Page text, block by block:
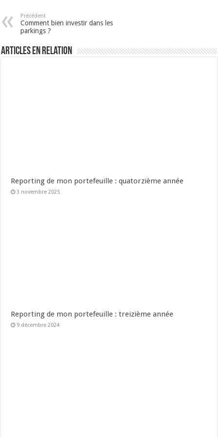
Précédent
Comment bien investir dans les
parkings ?
Articles en relation
Reporting de mon portefeuille : quatorzième année
3 novembre 2025
Reporting de mon portefeuille : treizième année
9 décembre 2024